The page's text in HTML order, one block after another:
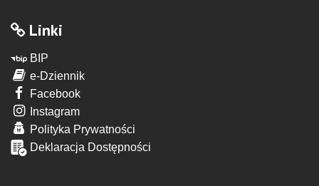
Linki
BIP
e-Dziennik
Facebook
Instagram
Polityka Prywatności
Deklaracja Dostępności